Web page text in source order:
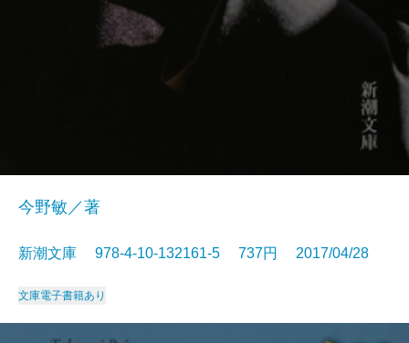
今野敏／著
新潮文庫 978-4-10-132161-5 737円 2017/04/28
文庫電子書籍あり